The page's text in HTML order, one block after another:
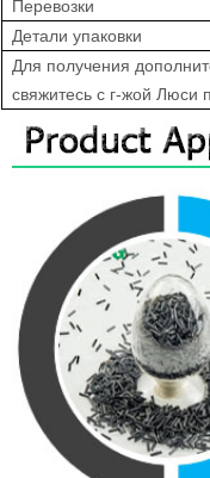
Перевозки
Детали упаковки
Для получения
свяжитесь с г-жой Люси